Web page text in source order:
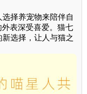
择养宠物来陪伴自
表深受喜爱。猫七
选择，让人与猫之